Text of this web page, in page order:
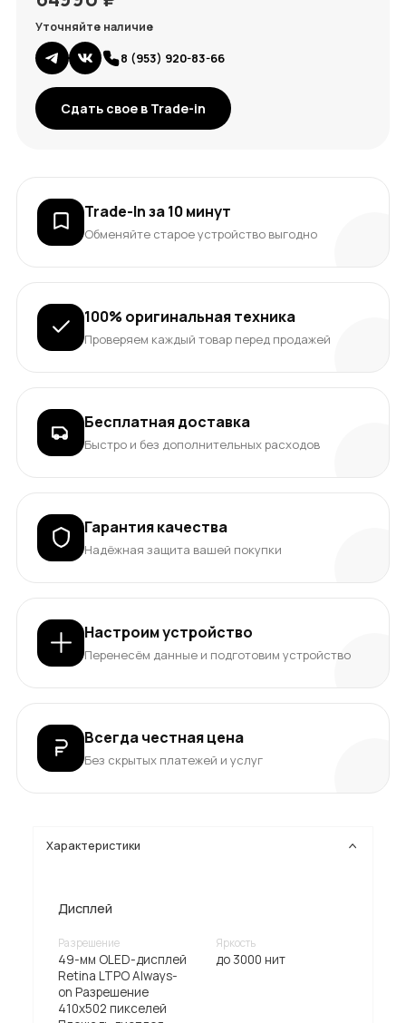
Уточняйте наличие
8 (953) 920-83-66
Сдать свое в Trade-in
Trade-In за 10 минут
Обменяйте старое устройство выгодно
100% оригинальная техника
Проверяем каждый товар перед продажей
Бесплатная доставка
Быстро и без дополнительных расходов
Гарантия качества
Надёжная защита вашей покупки
Настроим устройство
Перенесём данные и подготовим устройство
Всегда честная цена
Без скрытых платежей и услуг
Характеристики
Дисплей
Разрешение
49-мм OLED-дисплей
Retina LTPO Always-
on Разрешение
410x502 пикселей
Яркость
до 3000 нит